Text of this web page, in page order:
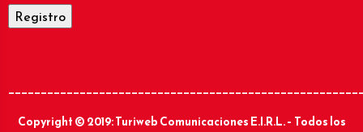
Copyright © 2019: Turiweb Comunicaciones E.I.R.L. – Todos los